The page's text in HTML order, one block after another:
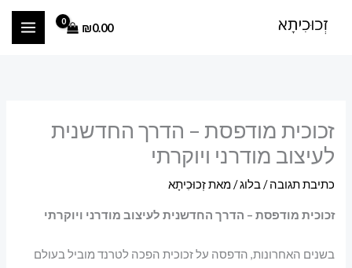
לתוכן
₪0.00
זכוכית מודפסת – הדרך החדשנית
לעיצוב מודרני ויוקרתי
כתיבת תגובה /בלוג/ מאתזְכוּכִיתָא
זכוכית מודפסת – הדרך החדשנית לעיצוב מודרני ויוקרתי
בשנים האחרונות, הדפסה על זכוכית הפכה לטרנד מוביל בעולם